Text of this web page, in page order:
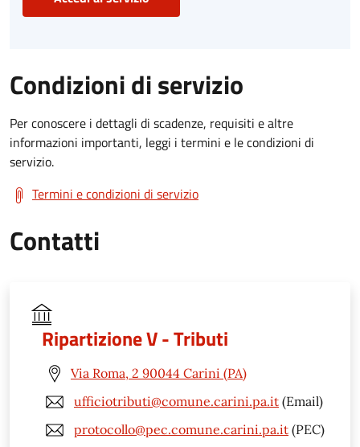
Condizioni di servizio
Per conoscere i dettagli di scadenze, requisiti e altre
informazioni importanti, leggi i termini e le condizioni di
servizio.
Termini e condizioni di servizio
Contatti
Ripartizione V - Tributi
Via Roma, 2 90044 Carini (PA)
ufficiotributi@comune.carini.pa.it (Email)
protocollo@pec.comune.carini.pa.it (PEC)